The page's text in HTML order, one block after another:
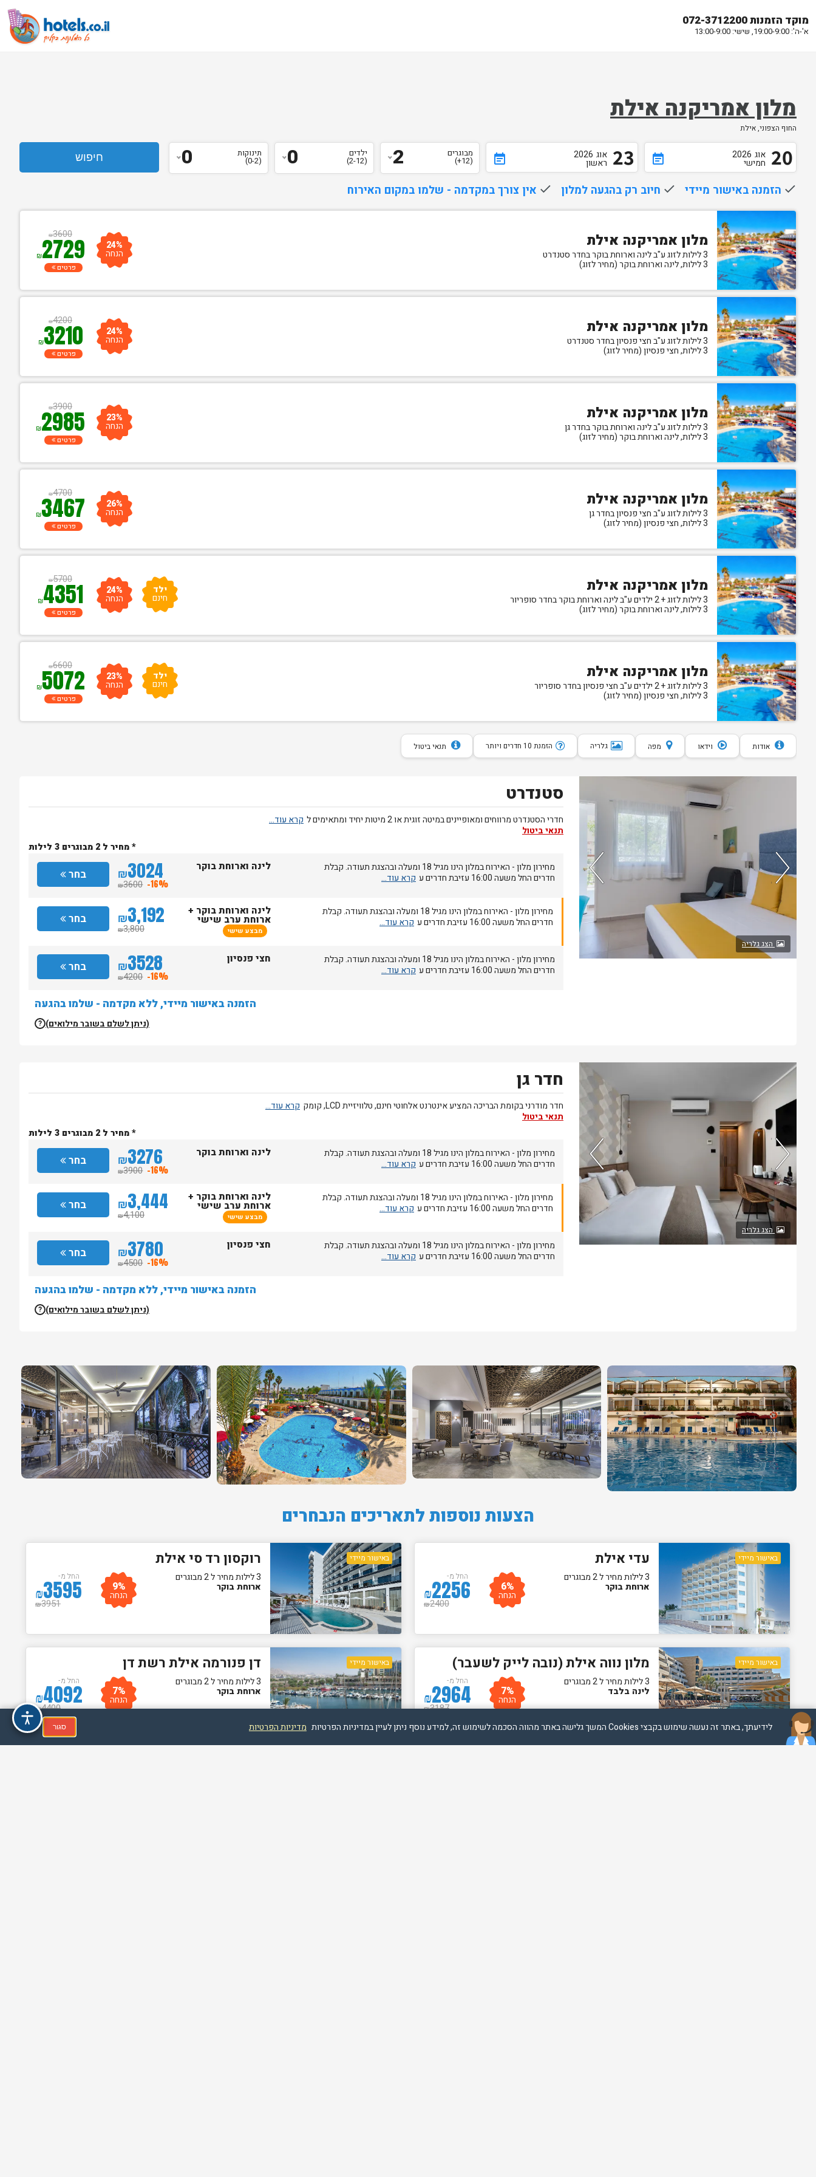
מוקד הזמנות 072-3712200
א'-ה': 19:00-9:00, שישי: 13:00-9:00
מלון אמריקנה אילת
החוף הצפוני, אילת
event_note 20 אוג 2026
חמישי event_note 23 אוג 2026
ראשון
מבוגרים
(12+)
2 ילדים
(2-12)
0 תינוקות
(0-2)
0
done הזמנה באישור מיידי done חיוב רק בהגעה למלון done אין צורך במקדמה - שלמו במקום האירוח
מלון אמריקנה אילת
3 לילות לזוג ע"ב לינה וארוחת בוקר בחדר סטנדרט
3 לילות, לינה וארוחת בוקר (מחיר לזוג)
₪3600
₪2729 24%
הנחה
פרטים
מלון אמריקנה אילת
3 לילות לזוג ע"ב חצי פנסיון בחדר סטנדרט
3 לילות, חצי פנסיון (מחיר לזוג)
₪4200
₪3210 24%
הנחה
פרטים
מלון אמריקנה אילת
3 לילות לזוג ע"ב לינה וארוחת בוקר בחדר גן
3 לילות, לינה וארוחת בוקר (מחיר לזוג)
₪3900
₪2985 23%
הנחה
פרטים
מלון אמריקנה אילת
3 לילות לזוג ע"ב חצי פנסיון בחדר גן
3 לילות, חצי פנסיון (מחיר לזוג)
₪4700
₪3467 26%
הנחה
פרטים
מלון אמריקנה אילת
3 לילות לזוג + 2 ילדים ע"ב לינה וארוחת בוקר בחדר סופריור
3 לילות, לינה וארוחת בוקר (מחיר לזוג)
₪5700
₪4351 24%
הנחה
ילד
חינם
פרטים
מלון אמריקנה אילת
3 לילות לזוג + 2 ילדים ע"ב חצי פנסיון בחדר סופריור
3 לילות, חצי פנסיון (מחיר לזוג)
₪6600
₪5072 23%
הנחה
ילד
חינם
פרטים
אודות וידאו מפה גלריה הזמנת 10 חדרים ויותר תנאי ביטול
76%
מהאורחים
ששהו בחדר
אהבו אותו
79%
מהזוגות
ששהו בחדר
הצג גלריה
סטנדרט
חדרי הסטנדרט מרווחים ומאופיינים במיטה זוגית או 2 מיטות יחיד ומתאימים ל
תנאי ביטול
* מחיר ל 2 מבוגרים 3 לילות
מחירון מלון - האירוח במלון הינו מגיל 18 ומעלה ובהצגת תעודה. קבלת
חדרים החל משעה 16:00 עזיבת חדרים ע
בחר ₪3024
₪3600 -16%
לינה וארוחת בוקר
מחירון מלון - האירוח במלון הינו מגיל 18 ומעלה ובהצגת תעודה. קבלת
חדרים החל משעה 16:00 עזיבת חדרים ע
בחר ₪3,192
₪3,800
לינה וארוחת בוקר +
ארוחת ערב שישי
מבצע שישי
מחירון מלון - האירוח במלון הינו מגיל 18 ומעלה ובהצגת תעודה. קבלת
חדרים החל משעה 16:00 עזיבת חדרים ע
בחר ₪3528
₪4200 -16%
חצי פנסיון
הזמנה באישור מיידי, ללא מקדמה - שלמו בהגעה
(ניתן לשלם בשובר מילואים) ?
74%
מהאורחים
ששהו בחדר
אהבו אותו
84%
מהזוגות
ששהו בחדר
זה אהבו אותו
נותרו 5 חדרים אחרונים בממשק!
הצג גלריה
חדר גן
חדר מודרני בקומת הבריכה המציע אינטרנט אלחוטי חינם, טלוויזיית LCD, קומק
תנאי ביטול
* מחיר ל 2 מבוגרים 3 לילות
מחירון מלון - האירוח במלון הינו מגיל 18 ומעלה ובהצגת תעודה. קבלת
חדרים החל משעה 16:00 עזיבת חדרים ע
בחר ₪3276
₪3900 -16%
לינה וארוחת בוקר
מחירון מלון - האירוח במלון הינו מגיל 18 ומעלה ובהצגת תעודה. קבלת
חדרים החל משעה 16:00 עזיבת חדרים ע
בחר ₪3,444
₪4,100
לינה וארוחת בוקר +
ארוחת ערב שישי
מבצע שישי
מחירון מלון - האירוח במלון הינו מגיל 18 ומעלה ובהצגת תעודה. קבלת
חדרים החל משעה 16:00 עזיבת חדרים ע
בחר ₪3780
₪4500 -16%
חצי פנסיון
הזמנה באישור מיידי, ללא מקדמה - שלמו בהגעה
(ניתן לשלם בשובר מילואים) ?
הצעות נוספות לתאריכים הנבחרים
באישור מיידי עדי אילת
3 לילות מחיר ל 2 מבוגרים
ארוחת בוקר 6%
הנחה
החל מ-
₪2256
₪2400
באישור מיידי רוקסון רד סי אילת
3 לילות מחיר ל 2 מבוגרים
ארוחת בוקר 9%
הנחה
החל מ-
₪3595
₪3951
באישור מיידי מלון נווה אילת (נובה לייק לשעבר)
3 לילות מחיר ל 2 מבוגרים
לינה בלבד 7%
הנחה
החל מ-
₪2964
₪3187
באישור מיידי דן פנורמה אילת רשת דן
3 לילות מחיר ל 2 מבוגרים
ארוחת בוקר 7%
הנחה
החל מ-
₪4092
₪4400
לידיעתך, באתר זה נעשה שימוש בקבצי Cookies המשך גלישה באתר מהווה הסכמה לשימוש זה, למידע נוסף ניתן לעיין במדיניות הפרטיות מדיניות הפרטיות סגור